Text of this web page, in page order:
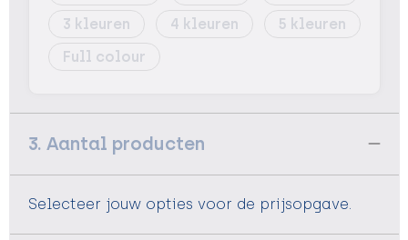
3
4
5
Full colour
3. Aantal producten
Selecteer jouw opties voor de prijsopgave.